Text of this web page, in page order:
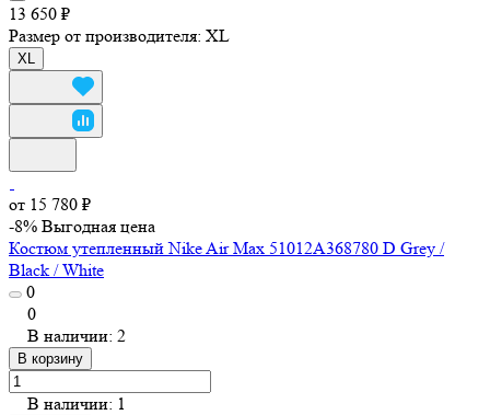
13 650 ₽
Размер от производителя: XL
XL
от 15 780 ₽
-8% Выгодная цена
Костюм утепленный Nike Air Max 51012A368780 D Grey /
Black / White
0
0
В наличии: 2
В корзину
В наличии: 1